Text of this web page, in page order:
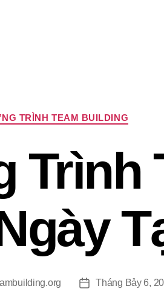
Chuyên
mục
TRÌNH TEAM BUILDING
Trình
NgàyTháng Bảy 6,